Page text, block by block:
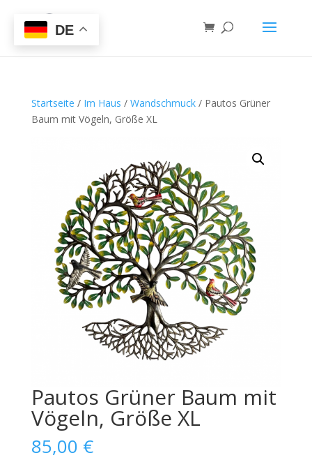
Startseite / Im Haus / Wandschmuck/ Pautos Grüner
Baum mit Vögeln, Größe XL
Pautos Grüner Baum mit
Vögeln, Größe XL
85,00 €
DE